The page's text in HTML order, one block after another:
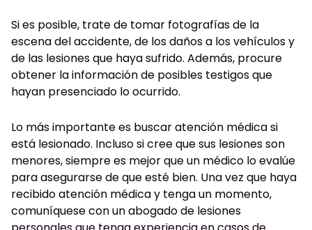
Si es posible, trate de tomar fotografías de la
escena del accidente, de los daños a los vehículos y
de las lesiones que haya sufrido. Además, procure
obtener la información de posibles testigos que
hayan presenciado lo ocurrido.
Lo más importante es buscar atención médica si
está lesionado. Incluso si cree que sus lesiones son
menores, siempre es mejor que un médico lo evalúe
para asegurarse de que esté bien. Una vez que haya
recibido atención médica y tenga un momento,
comuníquese con un abogado de lesiones